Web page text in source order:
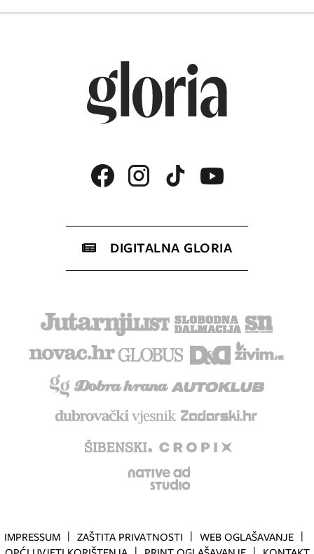
DIGITALNA GLORIA
IMPRESSUM ZAŠTITA PRIVATNOSTI
WEB OGLAŠAVANJE